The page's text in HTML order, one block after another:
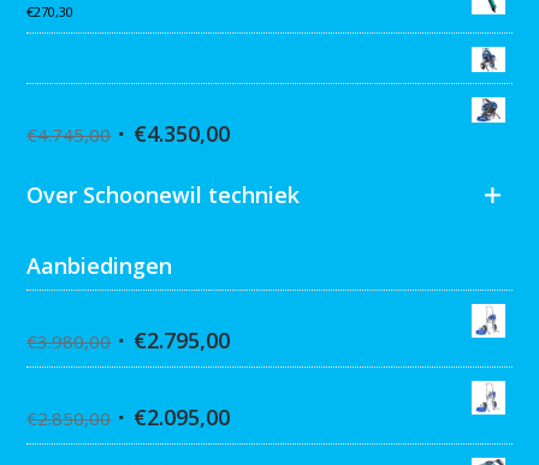
€270,30
€4.745,00 €4.350,00
Over Schoonewil techniek
Aanbiedingen
€3.980,00 €2.795,00
€2.850,00 €2.095,00